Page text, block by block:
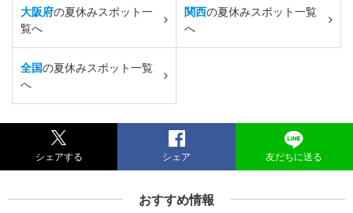
大阪府の夏休みスポット一
覧へ
関西の夏休みスポット一覧
へ
全国の夏休みスポット一覧
へ
シェアする シェア 友だちに送る
おすすめ情報